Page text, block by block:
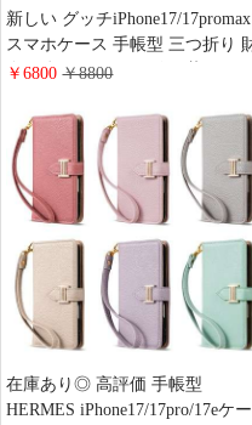
新しい グッチiPhone17/17promax
スマホケース 手帳型 三つ折り
布一体 エンボスレザー 革 Gucci
ー ストラップ付き 落下防止 人
ブランド galaxy s26/s25+ケース カ
ード収納 レディース 斜めがけ
￥6800￥8800
在庫あり◎ 高評価 手帳型
HERMES iPhone17/17pro/17eケー